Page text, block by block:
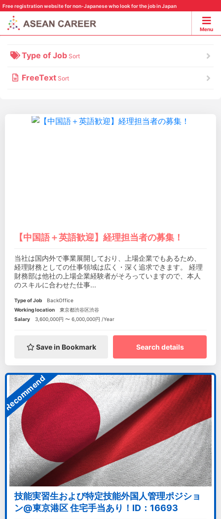
Free registration website for non-Japanese who look for the job in Japan
Menu
Type of Job Sort
FreeText Sort
【中国語＋英語歓迎】経理担当者の募集！
当社は国内外で事業展開しており、上場企業でもあるため、
経理財務としての仕事領域は広く・深く追求できます。 経理
財務部は他社の上場企業経験者がそろっていますので、本人
のスキルに合わせた仕事...
Type of Job
BackOffice
Working location
東京都渋谷区渋谷
Salary
3,600,000円 〜 6,000,000円 /Year
Save in Bookmark Search details
Recommend
技能実習生および特定技能外国人管理ポジショ
ン@東京港区 住宅手当あり！ID：16693